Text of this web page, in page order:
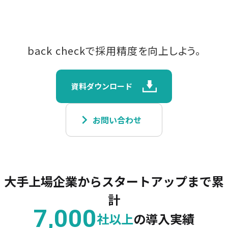
back checkで採用精度を向上しよう。
資料ダウンロード
keyboard_arrow_right お問い合わせ
大手上場企業からスタートアップまで累
計
7,000社以上の導入実績